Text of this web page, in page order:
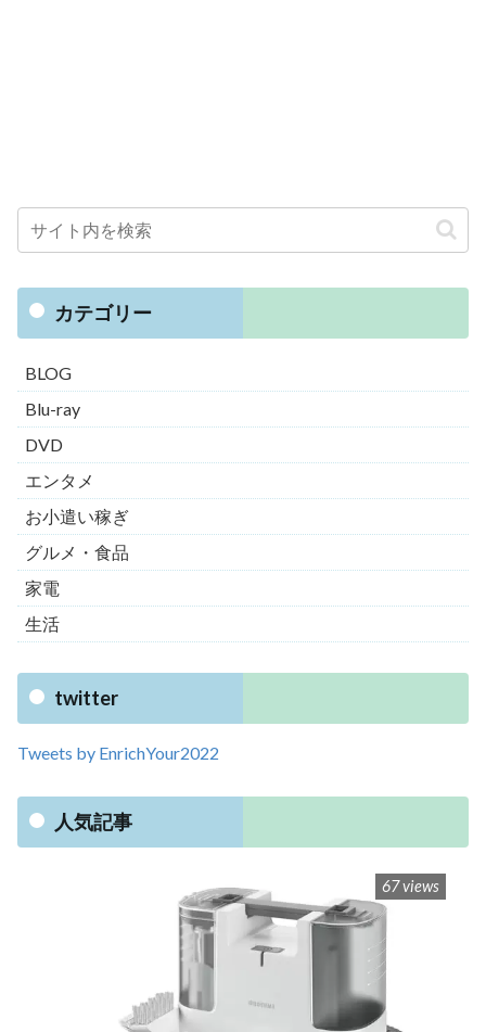
カテゴリー
BLOG
Blu-ray
DVD
エンタメ
お小遣い稼ぎ
グルメ・食品
家電
生活
twitter
Tweets by EnrichYour2022
人気記事
67 views